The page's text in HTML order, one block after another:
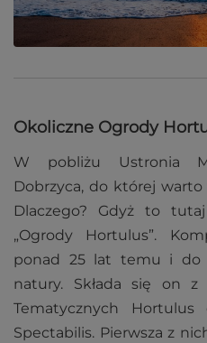
Okoliczne Ogrody
W pobliżu Ustronia
Dobrzyca, do której
Dlaczego? Gdyż to
„Ogrody Hortulus”.
ponad 25 lat temu i do
natury. Składa się on
Tematycznych
Spectabilis. Pierwsza z